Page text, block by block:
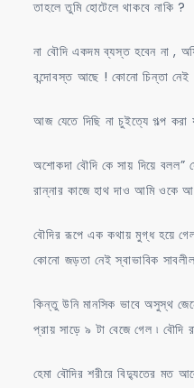
তাহলে তুমি হোটেলে থাকবে নাকি ?
না বৌদি একদম ব্যস্ত হবেন না ,
বন্দোবস্ত আছে ! কোনো চিন্তা নেই
আজ যেতে দিছি না চুইত্যে গল্প করা
অশোকদা বৌদি কে সায় দিয়ে
রান্নার কাজে হাথ দাও আমি ওকে
বৌদির রূপে এক কথায় মুগ্ধ হয়ে
কোনো জড়তা নেই স্বাভাবিক
কিন্তু উনি মানসিক ভাবে অসুস্থ
প্রায় সাড়ে ৯ টা বেজে গেল ৷ বৌদি
হেমা বৌদির শরীরে বিদ্যুতের মত